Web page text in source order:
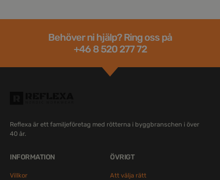
Behöver ni hjälp? Ring oss på
+46 8 520 277 72
Reflexa är ett familjeföretag med rötterna i byggbranschen i över
40 år.
INFORMATION
Villkor
ÖVRIGT
Att välja rätt